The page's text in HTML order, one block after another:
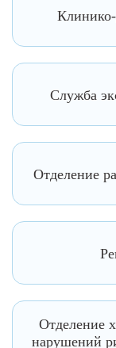
Клинико-
Служба
Отделение
Отделение
нарушений